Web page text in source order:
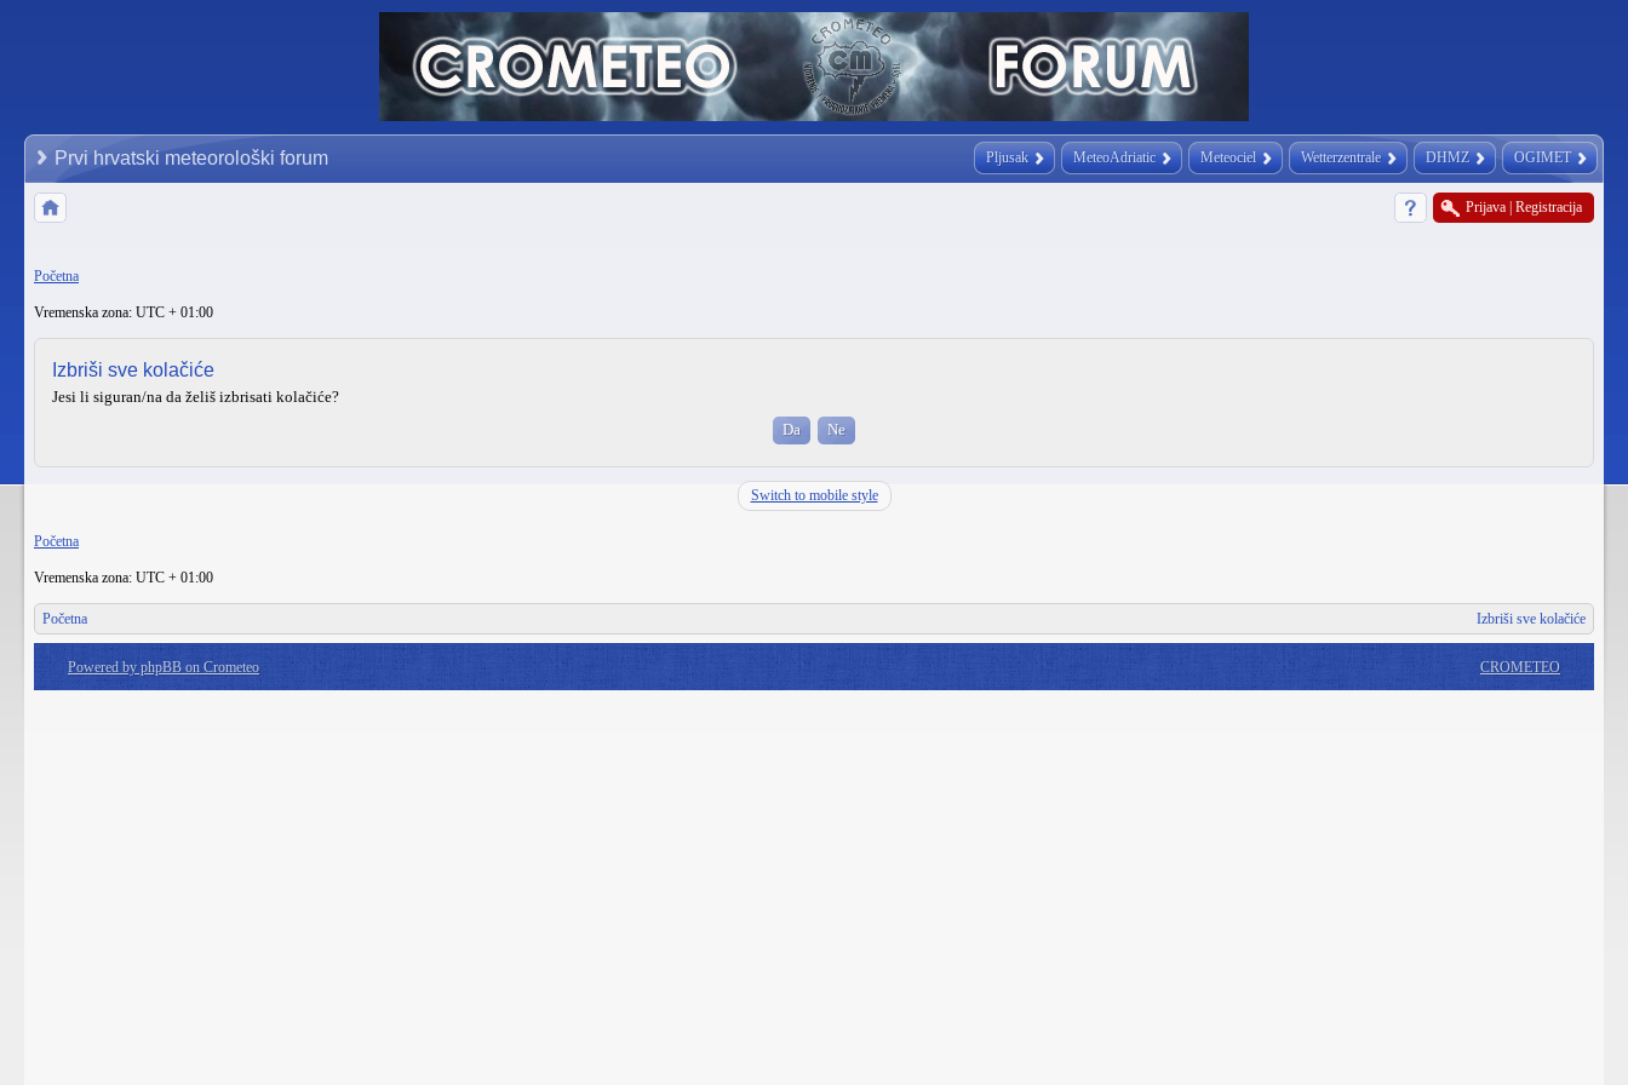
Pljusak MeteoAdriatic Meteociel Wetterzentrale DHMZ OGIMET
Prvi hrvatski meteorološki forum
Prijava Registracija
Početna
Vremenska zona: UTC + 01:00
Izbriši sve kolačiće
Jesi li siguran/na da želiš izbrisati kolačiće?
Switch to mobile style
Početna
Vremenska zona: UTC + 01:00
Početna Izbriši sve kolačiće
Powered by phpBB on Crometeo CROMETEO